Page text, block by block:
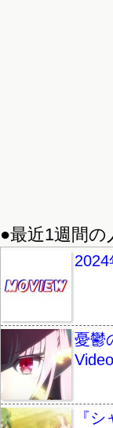
●最近1週間の
憂鬱
『